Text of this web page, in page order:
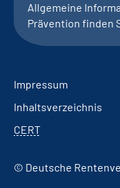
Allgemeine
Prävention finden
Impressum
Inhaltsverzeichnis
CERT
© Deutsche